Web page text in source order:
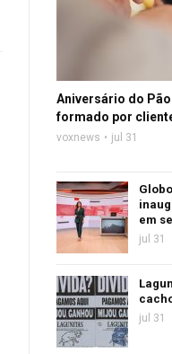
Aniversário do
formado por
voxnews jul 31
em
jul 31
jul 31